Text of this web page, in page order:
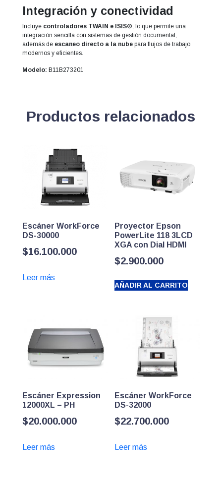
Integración y conectividad
Incluye controladores TWAIN e ISIS®, lo que permite una
integración sencilla con sistemas de gestión documental,
además de escaneo directo a la nubepara flujos de trabajo
modernos y eficientes.
Modelo: B11B273201
Productos relacionados
Escáner WorkForce
DS-30000
$16.100.000
Leer más
Proyector Epson
PowerLite 118 3LCD
XGA con Dial HDMI
$2.900.000
AÑADIR AL CARRITO
Escáner Expression
12000XL – PH
$20.000.000
Leer más
Escáner WorkForce
DS-32000
$22.700.000
Leer más